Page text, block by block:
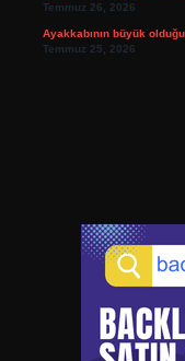
Temmuz 26, 2026
Ayakkabının büyük
Temmuz 25, 2026